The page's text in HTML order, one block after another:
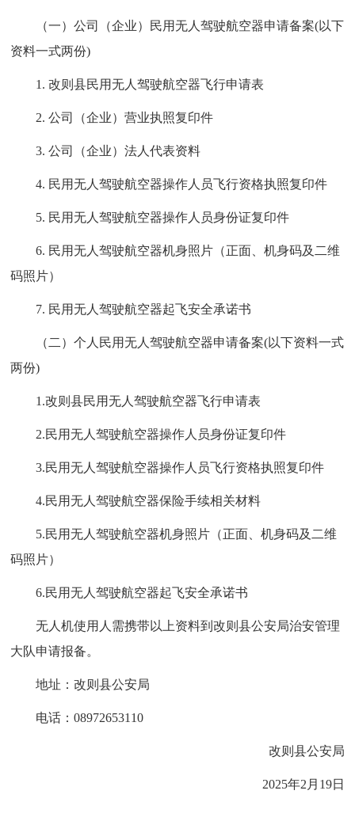
（一）公司（企业）民用无人驾驶航空器申请备案(以下
资料一式两份)
1. 改则县民用无人驾驶航空器飞行申请表
2. 公司（企业）营业执照复印件
3. 公司（企业）法人代表资料
4. 民用无人驾驶航空器操作人员飞行资格执照复印件
5. 民用无人驾驶航空器操作人员身份证复印件
6. 民用无人驾驶航空器机身照片（正面、机身码及二维
码照片）
7. 民用无人驾驶航空器起飞安全承诺书
（二）个人民用无人驾驶航空器申请备案(以下资料一式
两份)
1.改则县民用无人驾驶航空器飞行申请表
2.民用无人驾驶航空器操作人员身份证复印件
3.民用无人驾驶航空器操作人员飞行资格执照复印件
4.民用无人驾驶航空器保险手续相关材料
5.民用无人驾驶航空器机身照片（正面、机身码及二维
码照片）
6.民用无人驾驶航空器起飞安全承诺书
无人机使用人需携带以上资料到改则县公安局治安管理
大队申请报备。
地址：改则县公安局
电话：08972653110
改则县公安局
2025年2月19日